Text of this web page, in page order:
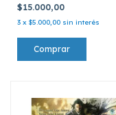
$15.000,00
3 x $5.000,00 sin interés